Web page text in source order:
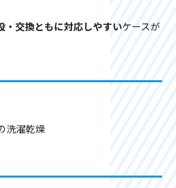
・交換ともに対応しやすいケースが
洗濯乾燥